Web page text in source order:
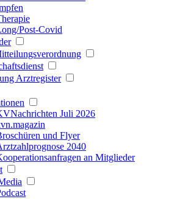
Post-Covid
Arztregister
Juli 2026
und Flyer
2040
an Mitglieder